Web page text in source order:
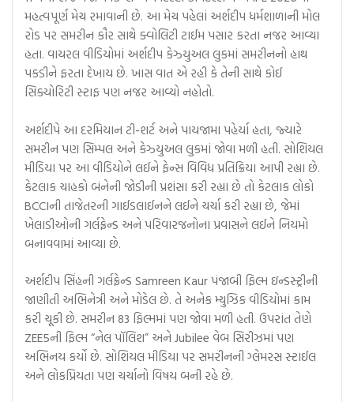
મહત્વપૂર્ણ મેચ રમાવાની છે. આ મેચ પહેલાં અર્શદીપ ધર્મશાળાની મોલ
રોડ પર સમરીન કૌર સાથે ક્વોલિટી ટાઈમ પસાર કરતા નજર આવ્યા
હતા. વાયરલ વીડિયોમાં અર્શદીપ કેઝ્યુઅલ લુકમાં સમરીનનો હાથ
પકડીને ફરતા દેખાય છે. ખાસ વાત એ રહી કે તેની સાથે કોઈ
સિક્યોરિટી સ્ટાફ પણ નજર આવ્યો નહોતો.
અર્શદીપે આ દરમિયાન ટી-શર્ટ અને પાયજામા પહેર્યા હતા, જ્યારે
સમરીન પણ સિમ્પલ અને કેઝ્યુઅલ લુકમાં જોવા મળી હતી. સોશિયલ
મીડિયા પર આ વીડિયોને લઈને ફેન્સ વિવિધ પ્રતિક્રિયા આપી રહ્યા છે.
કેટલાક ચાહકો બંનેની જોડીની પ્રશંસા કરી રહ્યા છે તો કેટલાક લોકો
BCCIની તાજેતરની ગાઈડલાઈનને લઈને ચર્ચા કરી રહ્યા છે, જેમાં
ખેલાડીઓની ગર્લફ્રેન્ડ અને પરિવારજનોના પ્રવાસને લઈને નિયમો
બનાવવામાં આવ્યા છે.
અર્શદીપ સિંહની ગર્લફ્રેન્ડ Samreen Kaur પંજાબી ફિલ્મ ઇન્ડસ્ટ્રીની
જાણીતી અભિનેત્રી અને મોડેલ છે. તે અનેક મ્યુઝિક વીડિયોમાં કામ
કરી ચૂકી છે. સમરીન 83 ફિલ્મમાં પણ જોવા મળી હતી. ઉપરાંત તેણે
ZEE5ની ફિલ્મ “નેલ પૉલિશ” અને Jubilee વેબ સિરીઝમાં પણ
અભિનય કર્યો છે. સોશિયલ મીડિયા પર સમરીનની ગ્લેમરસ સ્ટાઈલ
અને લોકપ્રિયતા પણ ચર્ચાનો વિષય બની રહે છે.